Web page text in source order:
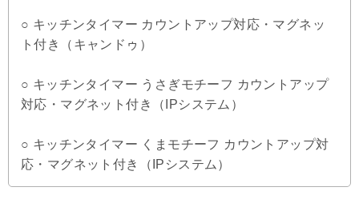
○ キッチンタイマー カウントアップ対応・マグネッ
ト付き（キャンドゥ）
○ キッチンタイマー うさぎモチーフ カウントアップ
対応・マグネット付き（IPシステム）
○ キッチンタイマー くまモチーフ カウントアップ対
応・マグネット付き（IPシステム）